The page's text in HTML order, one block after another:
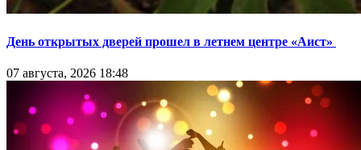
День открытых дверей прошел в летнем центре «Аист»
07 августа, 2026 18:48